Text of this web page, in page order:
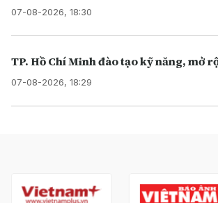
07-08-2026, 18:30
TP. Hồ Chí Minh đào tạo kỹ năng, mở
07-08-2026, 18:29